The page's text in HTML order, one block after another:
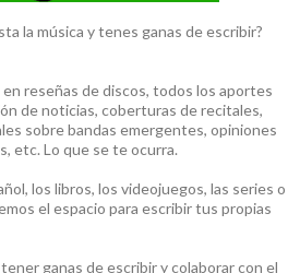
la música y tenes ganas de escribir?
en reseñas de discos, todos los aportes
de noticias, coberturas de recitales,
sobre bandas emergentes, opiniones
etc. Lo que se te ocurra.
los libros, los videojuegos, las series o
el espacio para escribir tus propias
ganas de escribir y colaborar con el